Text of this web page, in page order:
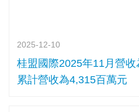
2025-12-10
桂盟國際2025年11月營收
累計營收為4,315百萬元